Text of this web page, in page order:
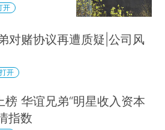
开
对赌协议再遭质疑|公司风
开
华谊兄弟“明星收入资本
指数